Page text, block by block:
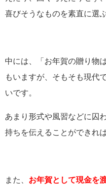
喜びそうなものを素直に選
中には、「お年賀の贈り物
もいますが、そもそも現代
いです。
あまり形式や風習などに囚
持ちを伝えることができれ
また、 お年賀として現金を